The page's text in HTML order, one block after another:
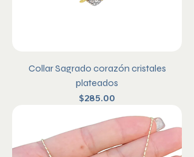
Collar Sagrado corazón cristales
plateados
Precio
$285.00